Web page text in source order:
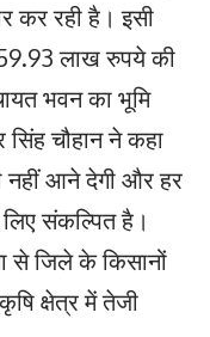
कर रही है। इसी
लाख रुपये की
भवन का भूमि
चौहान ने कहा
नहीं आने देगी और हर
संकल्पित है।
से जिले के किसानों
क्षेत्र में तेजी